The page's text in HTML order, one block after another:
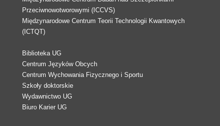
Przeciwnowotworowymi (ICCVS)
Międzynarodowe Centrum Teorii Technologii Kwantowych
(ICTQT)
Biblioteka UG
Centrum Języków Obcych
Centrum Wychowania Fizycznego i Sportu
Szkoły doktorskie
Wydawnictwo UG
Biuro Karier UG